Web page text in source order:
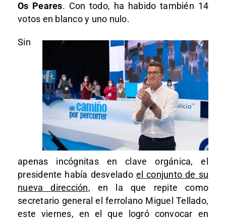
Os Peares. Con todo, ha habido también 14
votos en blanco y uno nulo.
Sin
apenas incógnitas en clave orgánica, el
presidente había desvelado el conjunto de su
nueva dirección, en la que repite como
secretario general el ferrolano Miguel Tellado,
este viernes, en el que logró convocar en